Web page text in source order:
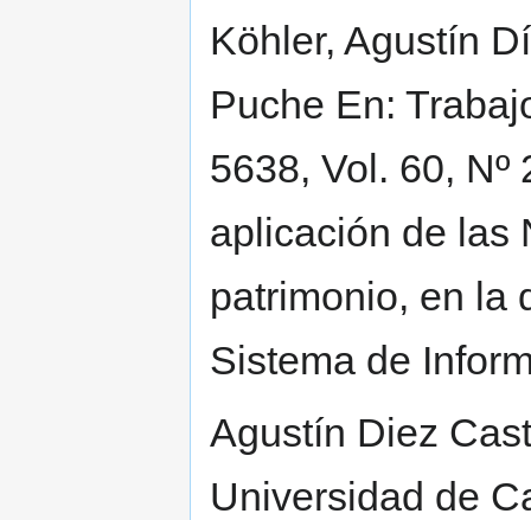
Köhler, Agustín
Puche En:
5638, Vol. 60,
aplicación de las
patrimonio, en la
Sistema de
Agustín Diez
Universidad de